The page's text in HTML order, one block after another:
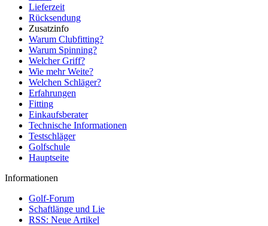
Lieferzeit
Rücksendung
Zusatzinfo
Warum Clubfitting?
Warum Spinning?
Welcher Griff?
Wie mehr Weite?
Welchen Schläger?
Erfahrungen
Fitting
Einkaufsberater
Technische Informationen
Testschläger
Golfschule
Hauptseite
Informationen
Golf-Forum
Schaftlänge und Lie
RSS: Neue Artikel